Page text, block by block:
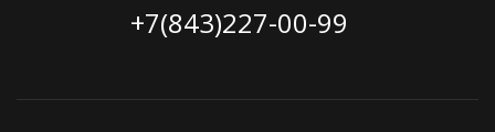
+7(843)227-00-99